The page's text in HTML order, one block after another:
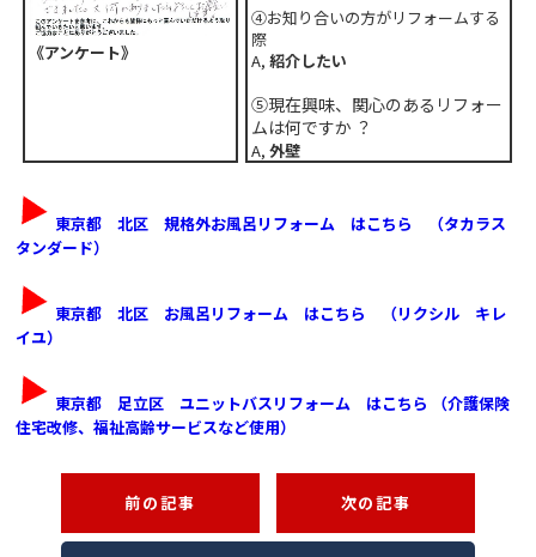
《アンケート》
④お知り合いの方がリフォームする
際
A, 紹介したい
⑤現在興味、関心のあるリフォー
ムは何ですか ？
A, 外壁
東京都 北区 規格外お風呂リフォーム はこちら （タカラス
タンダード）
東京都 北区 お風呂リフォーム はこちら （リクシル キレ
イユ）
東京都 足立区 ユニットバスリフォーム はこちら
（介護保険
住宅改修、福祉高齢サービスなど使用）
前の記事 次の記事